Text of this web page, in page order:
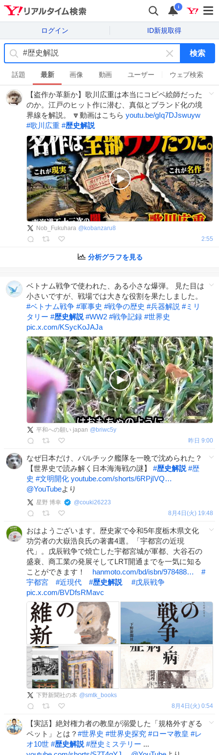
i
ログイン ID新規取得
キ
ー
ワ
ー
ド
を
す
検索
話題 最新 画像 動画 ユーザー ウェブ検索
【盗作か革新か】歌川広重は本当にコピペ絵師だった
のか。江戸のヒット作に潜む、真似とブランド化の境
界線を解説。 🔽動画はこちら youtu.be/gIq7DJswuyw
#歌川広重 #歴史解説
Nob_Fukuhara @ kobanzaru8
2:55
分析グラフを見る
ベトナム戦争で使われた、ある小さな爆弾。 見た目は
小さいですが、戦場では大きな役割を果たしました。
#ベトナム戦争 #軍事史 #戦争の歴史 #兵器解説 #ミリ
タリー #歴史解説 #WW2 #戦争記録 #世界史
pic.x.com/KSycKoJAJa
平和への願い japan @briwc5y
昨日 9:00
なぜ日本だけ、バルチック艦隊を一晩で沈められた？
【世界史で読み解く日本海海戦の謎】 #歴史解説 #歴
史 #文明開化 youtube.com/shorts/6RPjIVQ…
@YouTubeより
星野 博幸 @couki26223
8月4日(火) 19:48
おはようございます。歴史家で令和5年度栃木県文化
功労者の大嶽浩良氏の著書4選。「宇都宮の近現
代」。戊辰戦争で焼亡した宇都宮城が軍都、大谷石の
盛衰、商工業の発展そしてLRT開通までを一気に知る
ことができます！ hanmoto.com/bd/isbn/978488…
#
宇都宮
#近現代 #歴史解説 #戊辰戦争
pic.x.com/BVDfsRMavc
下野新聞社の本 @smtk_books
8月4日(火) 0:54
【実話】絶対権力者の教皇が溺愛した「規格外すぎる
ペット」とは？ #世界史 #世界史探究 #ローマ教皇 #レ
オ10世 #歴史解説 #歴史ミステリー ...